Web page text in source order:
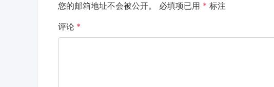
您的邮箱地址不会被公开。 必填项已用 * 标注
评论 *